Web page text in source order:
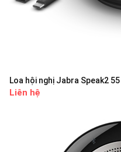
Loa hội nghị Jabra Speak2 55
Liên hệ